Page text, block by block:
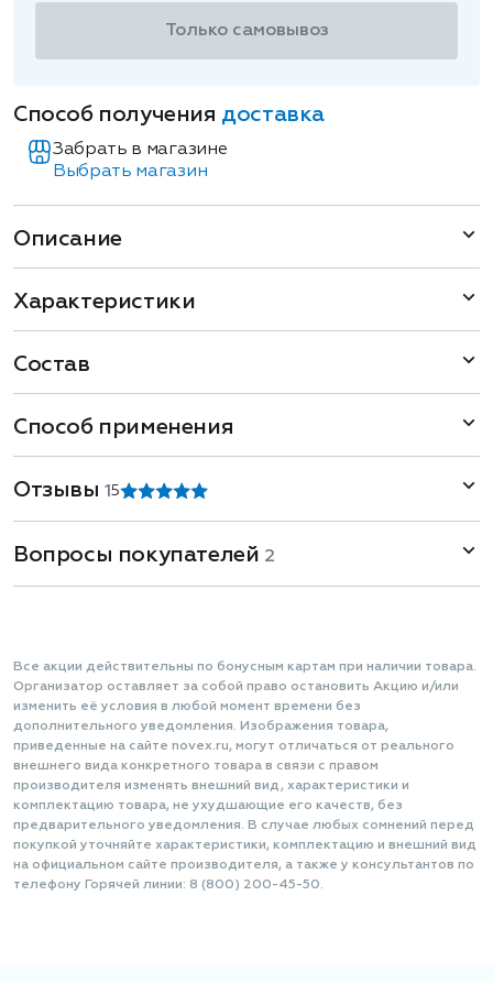
Только самовывоз
Способ получения доставка
Забрать в магазине
Выбрать магазин
Описание
Характеристики
Состав
Способ применения
Отзывы1 5
Вопросы покупателей 2
Все акции действительны по бонусным картам при наличии товара.
Организатор оставляет за собой право остановить Акцию и/или
изменить её условия в любой момент времени без
дополнительного уведомления. Изображения товара,
приведенные на сайте novex.ru, могут отличаться от реального
внешнего вида конкретного товара в связи с правом
производителя изменять внешний вид, характеристики и
комплектацию товара, не ухудшающие его качеств, без
предварительного уведомления. В случае любых сомнений перед
покупкой уточняйте характеристики, комплектацию и внешний вид
на официальном сайте производителя, а также у консультантов по
телефону Горячей линии: 8 (800) 200-45-50.